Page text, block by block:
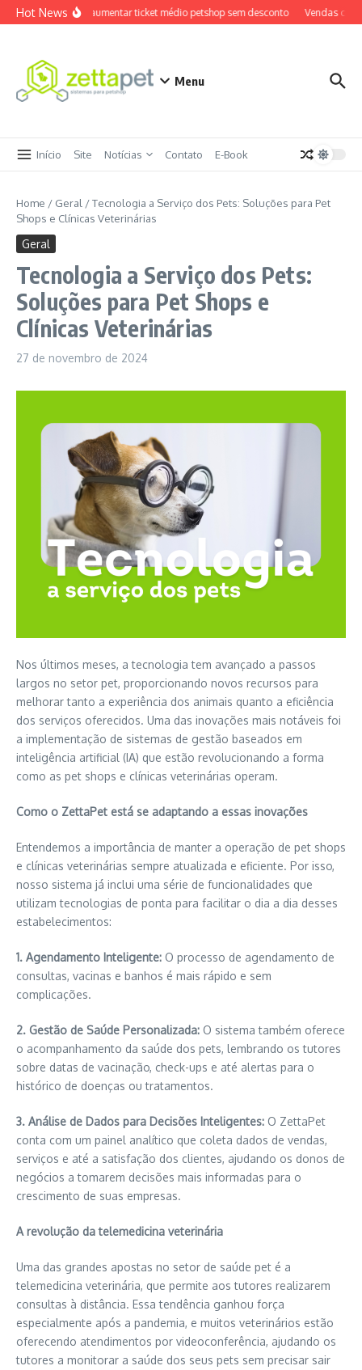
Ir para o conteúdo
Hot NewsComo aumentar ticket médio petshop sem desconto Vendas
Menu
Início Site Notícias Contato E-Book
Home / Geral /Tecnologia a Serviço dos Pets: Soluções para Pet
Shops e Clínicas Veterinárias
Geral
Tecnologia a Serviço dos Pets:
Soluções para Pet Shops e
Clínicas Veterinárias
27 de novembro de 2024
Nos últimos meses, a tecnologia tem avançado a passos
largos no setor pet, proporcionando novos recursos para
melhorar tanto a experiência dos animais quanto a eficiência
dos serviços oferecidos. Uma das inovações mais notáveis foi
a implementação de sistemas de gestão baseados em
inteligência artificial (IA) que estão revolucionando a forma
como as pet shops e clínicas veterinárias operam.
Como o ZettaPet está se adaptando a essas inovações
Entendemos a importância de manter a operação de pet shops
e clínicas veterinárias sempre atualizada e eficiente. Por isso,
nosso sistema já inclui uma série de funcionalidades que
utilizam tecnologias de ponta para facilitar o dia a dia desses
estabelecimentos:
1. Agendamento Inteligente: O processo de agendamento de
consultas, vacinas e banhos é mais rápido e sem
complicações.
2. Gestão de Saúde Personalizada: O sistema também oferece
o acompanhamento da saúde dos pets, lembrando os tutores
sobre datas de vacinação, check-ups e até alertas para o
histórico de doenças ou tratamentos.
3. Análise de Dados para Decisões Inteligentes: O ZettaPet
conta com um painel analítico que coleta dados de vendas,
serviços e até a satisfação dos clientes, ajudando os donos de
negócios a tomarem decisões mais informadas para o
crescimento de suas empresas.
A revolução da telemedicina veterinária
Uma das grandes apostas no setor de saúde pet é a
telemedicina veterinária, que permite aos tutores realizarem
consultas à distância. Essa tendência ganhou força
especialmente após a pandemia, e muitos veterinários estão
oferecendo atendimentos por videoconferência, ajudando os
tutores a monitorar a saúde dos seus pets sem precisar sair